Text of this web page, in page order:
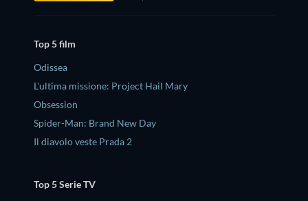
Top 5 film
Odissea
L'ultima missione: Project Hail Mary
Obsession
Spider-Man: Brand New Day
Il diavolo veste Prada 2
Top 5 Serie TV